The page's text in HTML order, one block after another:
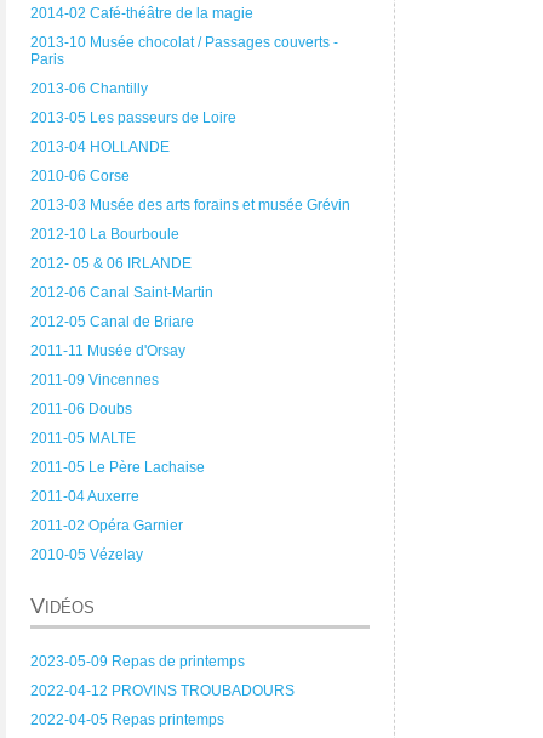
2014-02 Café-théâtre de la magie
2013-10 Musée chocolat / Passages couverts -
Paris
2013-06 Chantilly
2013-05 Les passeurs de Loire
2013-04 HOLLANDE
2010-06 Corse
2013-03 Musée des arts forains et musée Grévin
2012-10 La Bourboule
2012- 05 & 06 IRLANDE
2012-06 Canal Saint-Martin
2012-05 Canal de Briare
2011-11 Musée d'Orsay
2011-09 Vincennes
2011-06 Doubs
2011-05 MALTE
2011-05 Le Père Lachaise
2011-04 Auxerre
2011-02 Opéra Garnier
2010-05 Vézelay
Vidéos
2023-05-09 Repas de printemps
2022-04-12 PROVINS TROUBADOURS
2022-04-05 Repas printemps